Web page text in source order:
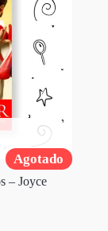
Agotado
– Joyce